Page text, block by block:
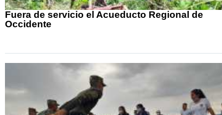
Fuera de servicio el Acueducto Regional de
Occidente